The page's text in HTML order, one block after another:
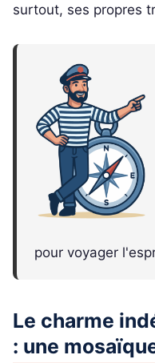
surtout, ses propres
pour voyager
Le charme
: une